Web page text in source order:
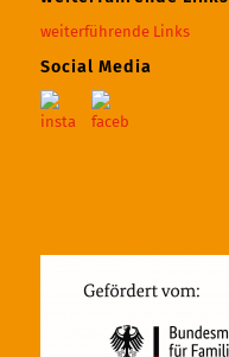
weiterführende Links
Social Media